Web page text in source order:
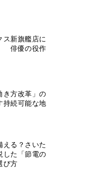
ス新旗艦店に
俳優の役作
き方改革」の
持続可能な地
える？さいた
した「節電の
び方